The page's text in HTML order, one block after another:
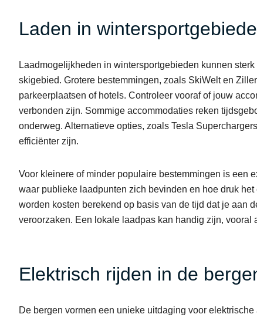
Laden in
Laadmogelijkheden in wintersportgebieden kunnen
skigebied. Grotere bestemmingen, zoals SkiWelt en
parkeerplaatsen of hotels. Controleer vooraf of jouw
verbonden zijn. Sommige accommodaties reken
onderweg. Alternatieve opties, zoals Tesla
efficiënter zijn.
Voor kleinere of minder populaire bestemmingen is een
waar publieke laadpunten zich bevinden en hoe druk
worden kosten berekend op basis van de tijd dat je aan
veroorzaken. Een lokale laadpas kan handig zijn,
Elektrisch rijden in de
De bergen vormen een unieke uitdaging voor